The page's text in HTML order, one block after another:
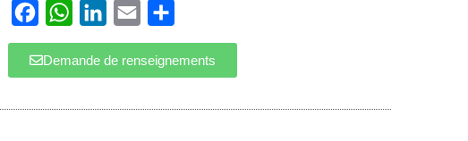
FacebookWhatsAppLinkedIn
Email
Demande de renseignements